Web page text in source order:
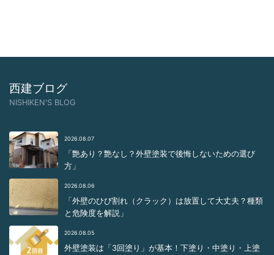
西建ブログ
NISHIKEN'S BLOG
2026.08.07
「艶あり？艶なし？外壁塗装で後悔しないための選び
方」
2026.08.06
「外壁のひび割れ（クラック）は放置して大丈夫？種類
と危険度を解説」
2026.08.05
外壁塗装は「3回塗り」が基本！下塗り・中塗り・上塗